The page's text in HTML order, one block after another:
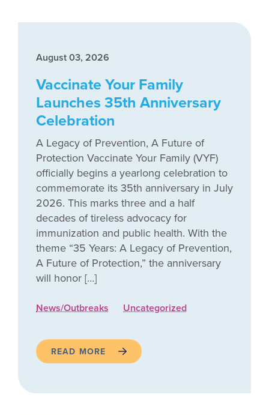
August 03, 2026
Vaccinate Your Family
Launches 35th Anniversary
Celebration
A Legacy of Prevention, A Future of
Protection Vaccinate Your Family (VYF)
officially begins a yearlong celebration to
commemorate its 35th anniversary in July
2026. This marks three and a half
decades of tireless advocacy for
immunization and public health. With the
theme “35 Years: A Legacy of Prevention,
A Future of Protection,” the anniversary
will honor […]
News/Outbreaks Uncategorized
READ MORE